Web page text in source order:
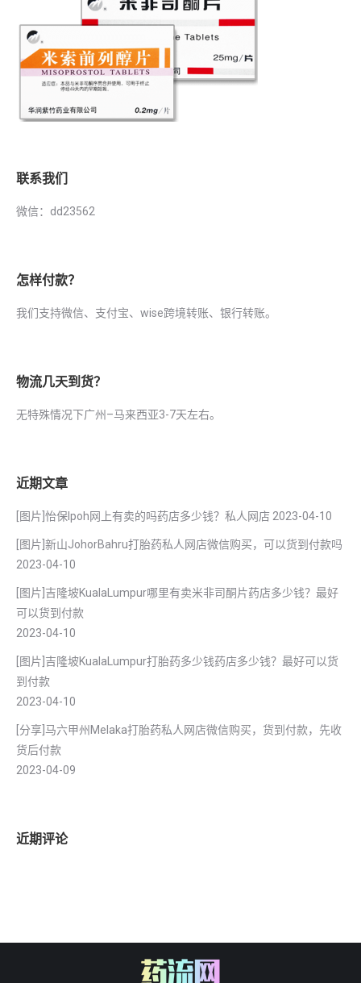
联系我们
微信：dd23562
怎样付款？
我们支持微信、支付宝、wise跨境转账、银行转账。
物流几天到货？
无特殊情况下广州–马来西亚3-7天左右。
近期文章
[图片]怡保lpoh网上有卖的吗药店多少钱？私人网店 2023-04-10
[图片]新山JohorBahru打胎药私人网店微信购买，可以货到付款吗
2023-04-10
[图片]吉隆坡KualaLumpur哪里有卖米非司酮片药店多少钱？最好
可以货到付款
2023-04-10
[图片]吉隆坡KualaLumpur打胎药多少钱药店多少钱？最好可以货
到付款
2023-04-10
[分享]马六甲州Melaka打胎药私人网店微信购买，货到付款，先收
货后付款
2023-04-09
近期评论